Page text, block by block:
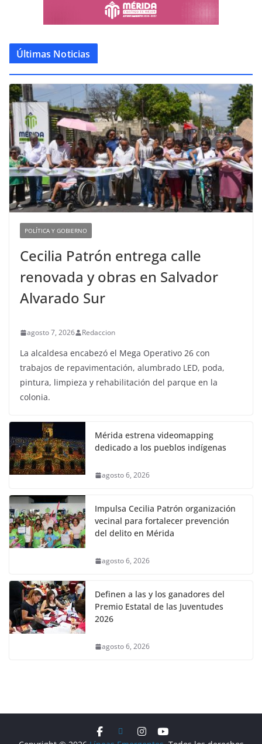
Últimas Noticias
POLÍTICA Y GOBIERNO
Cecilia Patrón entrega calle
renovada y obras en Salvador
Alvarado Sur
agosto 7, 2026 Redaccion
La alcaldesa encabezó el Mega Operativo 26 con
trabajos de repavimentación, alumbrado LED, poda,
pintura, limpieza y rehabilitación del parque en la
colonia.
Mérida estrena videomapping
dedicado a los pueblos indígenas
agosto 6, 2026
Impulsa Cecilia Patrón organización
vecinal para fortalecer prevención
del delito en Mérida
agosto 6, 2026
Definen a las y los ganadores del
Premio Estatal de las Juventudes
2026
agosto 6, 2026